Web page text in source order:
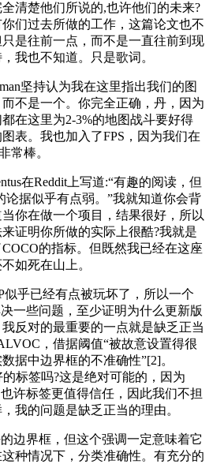
清楚他们所说的,也许他们的未来?
们过去所做的工作，这篇论文也不
是往前一点，而不是一直往前到现
我也不知道。只是歌词。
坚持认为我在这里指出我们的图
不是一个。你完全正确，丹，因为
在这里为2-3%的地图战斗要好得
表。我也加入了FPS，因为我们在
常棒。
在Reddit上写道:“有趣的阅读，但
论据似乎有点弱。”我就知道你会背
你在做一个项目，结果很好，所以
证明你所做的实际上很酷?我就是
的指标。但既然我已经在这座
如死在山上。
乎已经有点被玩坏了，所以一个
一些问题，至少证明为什么更新版
反对的最重要的一点就是缺乏正当
，借据阈值“被故意设置得很
据中边界框的不准确性”[2]。
标签吗?这是绝对可能的，因为
许标签更值得信任，因此我们不担
我的问题是缺乏正当的理由。
边界框，但这个强调一定意味着它
种情况下，分类准确性。有充分的